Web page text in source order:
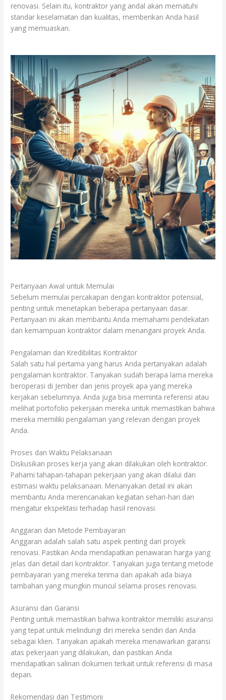
renovasi. Selain itu, kontraktor yang andal akan mematuhi
standar keselamatan dan kualitas, memberikan Anda hasil
yang memuaskan.
Pertanyaan Awal untuk Memulai
Sebelum memulai percakapan dengan kontraktor potensial,
penting untuk menetapkan beberapa pertanyaan dasar.
Pertanyaan ini akan membantu Anda memahami pendekatan
dan kemampuan kontraktor dalam menangani proyek Anda.
Pengalaman dan Kredibilitas Kontraktor
Salah satu hal pertama yang harus Anda pertanyakan adalah
pengalaman kontraktor. Tanyakan sudah berapa lama mereka
beroperasi di Jember dan jenis proyek apa yang mereka
kerjakan sebelumnya. Anda juga bisa meminta referensi atau
melihat portofolio pekerjaan mereka untuk memastikan bahwa
mereka memiliki pengalaman yang relevan dengan proyek
Anda.
Proses dan Waktu Pelaksanaan
Diskusikan proses kerja yang akan dilakukan oleh kontraktor.
Pahami tahapan-tahapan pekerjaan yang akan dilalui dan
estimasi waktu pelaksanaan. Menanyakan detail ini akan
membantu Anda merencanakan kegiatan sehari-hari dan
mengatur ekspektasi terhadap hasil renovasi.
Anggaran dan Metode Pembayaran
Anggaran adalah salah satu aspek penting dari proyek
renovasi. Pastikan Anda mendapatkan penawaran harga yang
jelas dan detail dari kontraktor. Tanyakan juga tentang metode
pembayaran yang mereka terima dan apakah ada biaya
tambahan yang mungkin muncul selama proses renovasi.
Asuransi dan Garansi
Penting untuk memastikan bahwa kontraktor memiliki asuransi
yang tepat untuk melindungi diri mereka sendiri dan Anda
sebagai klien. Tanyakan apakah mereka menawarkan garansi
atas pekerjaan yang dilakukan, dan pastikan Anda
mendapatkan salinan dokumen terkait untuk referensi di masa
depan.
Rekomendasi dan Testimoni